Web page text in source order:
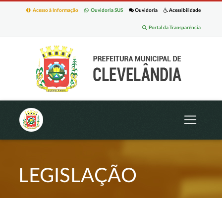
Acessibilidade
Ouvidoria
Ouvidoria SUS
Acesso à Informação
Portal da Transparência
LEGISLAÇÃO